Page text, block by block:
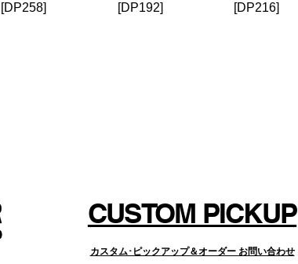
[DP258]
[DP192]
[DP216]
CUSTOM PICKUP
カスタム･ピックアップ＆オーダー お問い合わせ